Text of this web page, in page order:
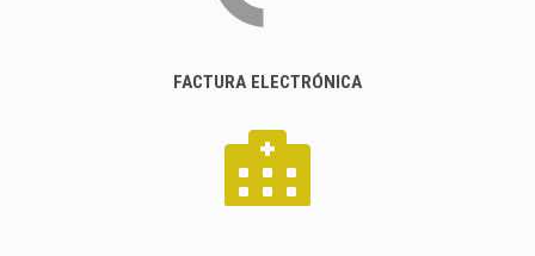
FACTURA ELECTRÓNICA